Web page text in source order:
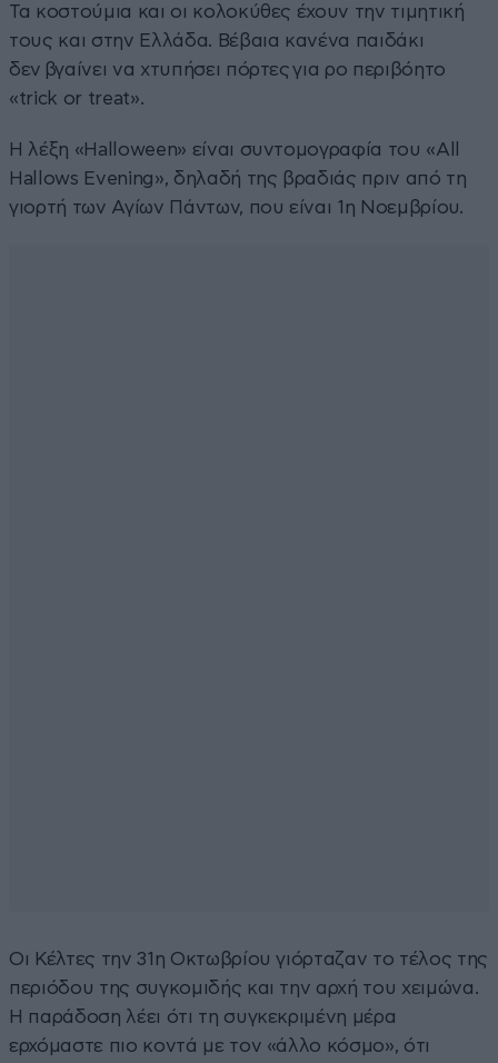
Τα κοστούμια και οι κολοκύθες έχουν την τιμητική
τους και στην Ελλάδα. Βέβαια κανένα παιδάκι
δεν βγαίνει να χτυπήσει πόρτες για ρο περιβόητο
«trick or treat».
Η λέξη «Halloween» είναι συντομογραφία του «All
Hallows Evening», δηλαδή της βραδιάς πριν από τη
γιορτή των Αγίων Πάντων, που είναι 1η Νοεμβρίου.
Οι Κέλτες την 31η Οκτωβρίου γιόρταζαν το τέλος της
περιόδου της συγκομιδής και την αρχή του χειμώνα.
Η παράδοση λέει ότι τη συγκεκριμένη μέρα
ερχόμαστε πιο κοντά με τον «άλλο κόσμο», ότι